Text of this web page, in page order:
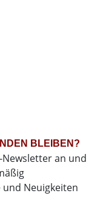
BLEIBEN?
an und
Neuigkeiten